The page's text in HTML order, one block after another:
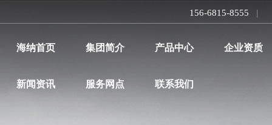
156-6815-8555
海纳首页 集团简介 产品中心 企业资质
新闻资讯 服务网点 联系我们